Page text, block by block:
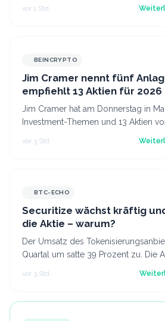
vor 1 Std.
BEINCRYPTO
Jim Cramer nennt fünf
empfiehlt 13 Aktien für 2026
Jim Cramer hat am Donnerstag in
Investment-Themen und 13 Aktien
vor 3 Std.
BTC-ECHO
Securitize wächst kräftig
die Aktie – warum?
Der Umsatz des
Quartal um satte 39 Prozent zu. Die
vor 3 Std.